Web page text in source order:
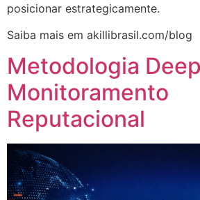
posicionar estrategicamente.
Saiba mais em akillibrasil.com/blog
Metodologia
Monitoramento
Reputacional